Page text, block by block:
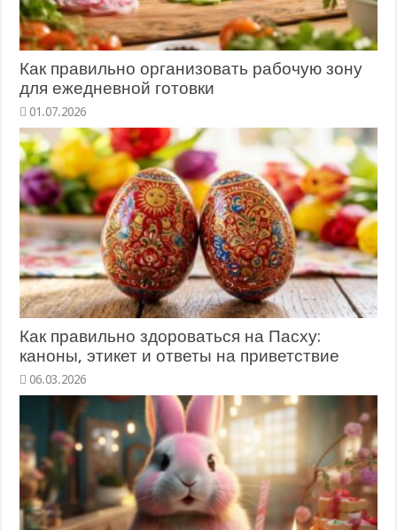
Как правильно организовать рабочую зону
для ежедневной готовки
Как правильно здороваться на Пасху:
каноны, этикет и ответы на приветствие